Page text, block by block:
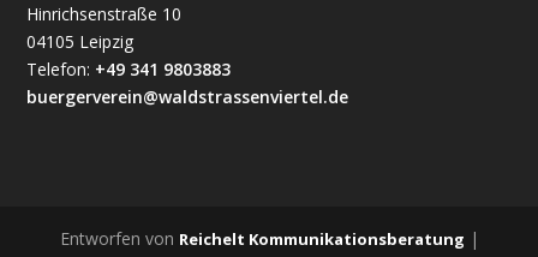
Hinrichsenstraße 10
04105 Leipzig
Telefon: +49 341 9803883
buergerverein@waldstrassenviertel.de
Entworfen von Reichelt Kommunikationsberatung |